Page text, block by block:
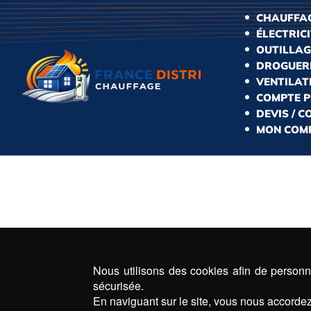
COMPTE
DEVIS /
MON
Nous utilisons des cookies afin de
sécurisée.
En naviguant sur le site, vous nous